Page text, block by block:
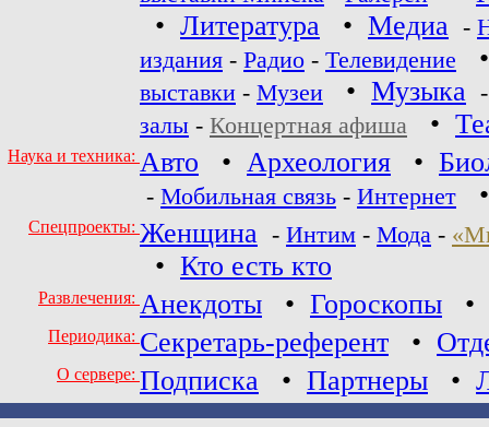
• Литература • Медиа -
издания - Радио - Телевидение
выставки - Музеи • Музыка
залы - Концертная афиша •
Наука и техника: Авто • Археология •
- Мобильная связь - Интернет
Спецпроекты: Женщина - Интим - Мода -
• Кто есть кто
Развлечения: Анекдоты • Гороскопы •
Периодика: Секретарь-референт •
О сервере: Подписка • Партнеры •